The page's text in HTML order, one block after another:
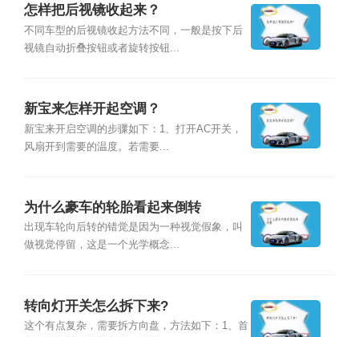
怎样把后视镜收起来？
不同车型的后视镜收起方法不同，一般是按下后
视镜自动折叠按钮或者旋转按钮...
新宝来怎样开起空调？
新宝来开启空调的步骤如下：1、打开AC开关，
风扇开到需要的温度。若需要...
为什么豪车的轮胎看起来倒转
出现车轮向后转的错觉是因为一种视觉假象，叫
做视觉停留，这是一个光学概念...
转向灯开关怎么拆下来?
这个有点复杂，需要拆方向盘，方法如下：1、首